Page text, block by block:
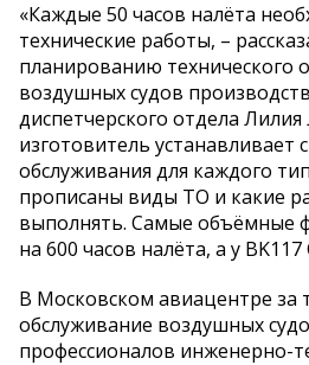
«Каждые 50 часов налёта
технические работы, –
планированию технического
воздушных судов
диспетчерского отдела
изготовитель устанавливает
обслуживания для каждого
прописаны виды ТО и какие
выполнять. Самые объёмные
на 600 часов налёта, а у BK117
В Московском авиацентре за
обслуживание воздушных
профессионалов инженерно-